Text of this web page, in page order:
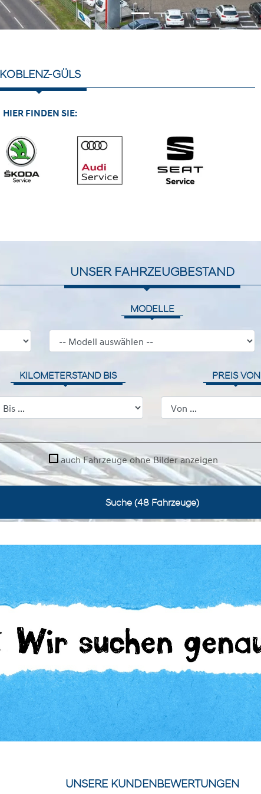
KOBLENZ-GÜLS
HIER FINDEN SIE:
UNSER FAHRZEUGBESTAND
MODELLE
KILOMETERSTAND BIS PREIS VON
auch Fahrzeuge ohne Bilder anzeigen
Suche (48Fahrzeuge)
UNSERE KUNDENBEWERTUNGEN